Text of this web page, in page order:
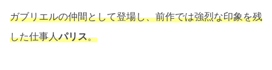
ガブリエルの仲間として登場し、前作では強烈な印象を残
した仕事人パリス。